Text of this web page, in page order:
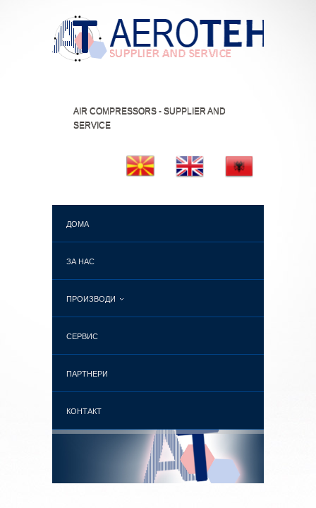
AIR COMPRESSORS - SUPPLIER AND
SERVICE
ДОМА
ЗА НАС
ПРОИЗВОДИ
СЕРВИС
ПАРТНЕРИ
КОНТАКТ